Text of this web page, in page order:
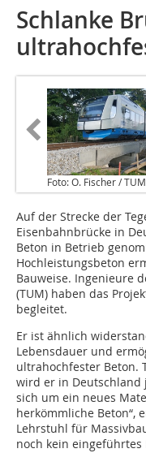
Schlanke
Foto: O. Fischer / TUM
Auf der Strecke der
Eisenbahnbrücke in
Beton in Betrieb
Hochleistungsbeton
Bauweise. Ingenieure
(TUM) haben das
begleitet.
Er ist ähnlich
Lebensdauer und
ultrahochfester Beton.
wird er in Deutschland
sich um ein neues
herkömmliche Beton“,
Lehrstuhl für
noch kein eingeführtes